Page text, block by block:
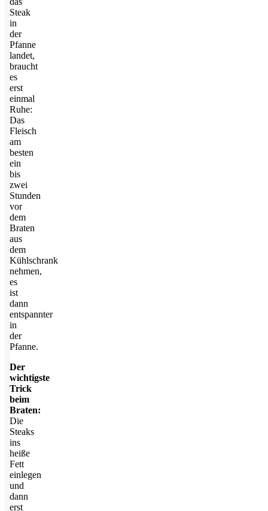
Steak
in
der
Pfanne
landet,
braucht
es
erst
einmal
Ruhe:
Das
Fleisch
am
besten
ein
bis
zwei
Stunden
vor
dem
Braten
aus
dem
Kühlschrank
nehmen,
es
ist
dann
entspannter
in
der
Pfanne.
Der
wichtigste
Trick
beim
Braten:
Die
Steaks
ins
heiße
Fett
einlegen
und
dann
erst